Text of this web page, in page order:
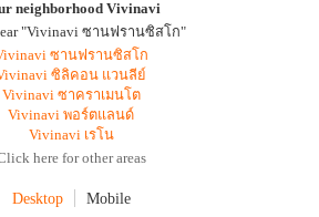
neighborhood Vivinavi
"Vivinavi ซานฟรานซิสโก"
ซานฟรานซิสโก
ซิลิคอน แวนลีย์
Vivinavi ซาคราเมนโต
Vivinavi พอร์ตแลนด์
Vivinavi เรโน
here for other areas
Desktop Mobile